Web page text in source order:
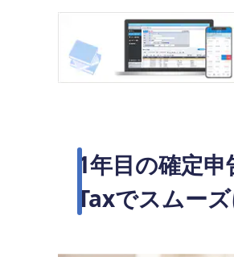
1年目の確定
Taxでスムー